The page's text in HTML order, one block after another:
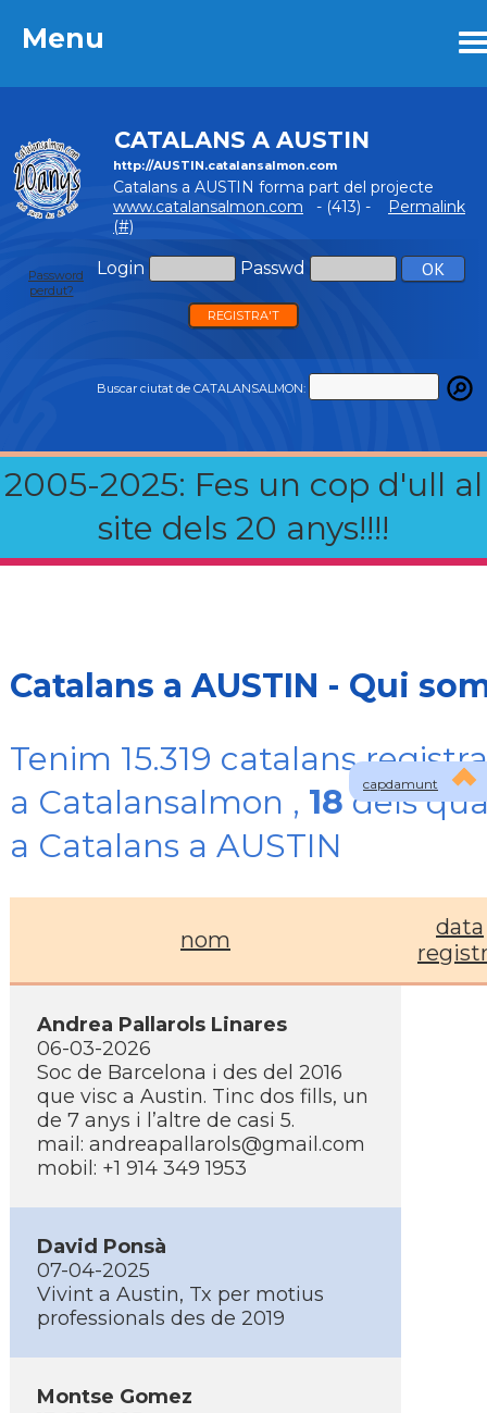
Menu
CATALANS A AUSTIN
http://AUSTIN.catalansalmon.com
Catalans a AUSTIN forma part del projecte
www.catalansalmon.com - (413) -
Permalink
(#)
Login Passwd
Password
perdut?
REGISTRA'T
Buscar ciutat de CATALANSALMON:
2005-2025: Fes un cop d'ull al
site dels 20 anys!!!!
Menu
capdamunt
Catalans a AUSTIN - Qui
Tenim 15.319 catalans
a Catalansalmon , 18dels
a Catalans a AUSTIN
nom
data
Andrea Pallarols Linares
06-03-2026
Soc de Barcelona i des del 2016
que visc a Austin. Tinc dos fills, un
de 7 anys i l’altre de casi 5.
mail: andreapallarols@gmail.com
mobil: +1 914 349 1953
David Ponsà
07-04-2025
Vivint a Austin, Tx per motius
professionals des de 2019
Montse Gomez